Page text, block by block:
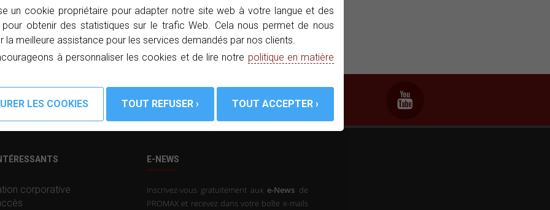
un cookie propriétaire pour adapter notre site web à votre langue et des
obtenir des statistiques sur le trafic Web. Cela nous permet de nous
la meilleure assistance pour les services demandés par nos clients.
à personnaliser les cookies et de lire notre politique en matière
corporative
E-NEWS
Inscrivez-vous gratuitement aux e-News de
PROMAX et recevez dans votre boîte e-mails